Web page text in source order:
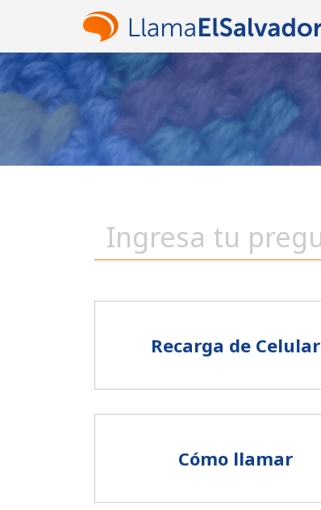
Recarga de Celular
Cómo llamar